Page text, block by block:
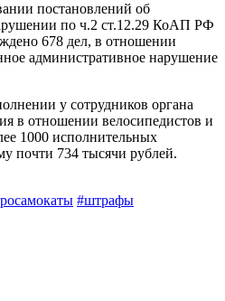
постановлений об
по ч.2 ст.12.29 КоАП РФ
678 дел, в отношении
административное нарушение
у сотрудников органа
в отношении велосипедистов и
1000 исполнительных
почти 734 тысячи рублей.
#штрафы